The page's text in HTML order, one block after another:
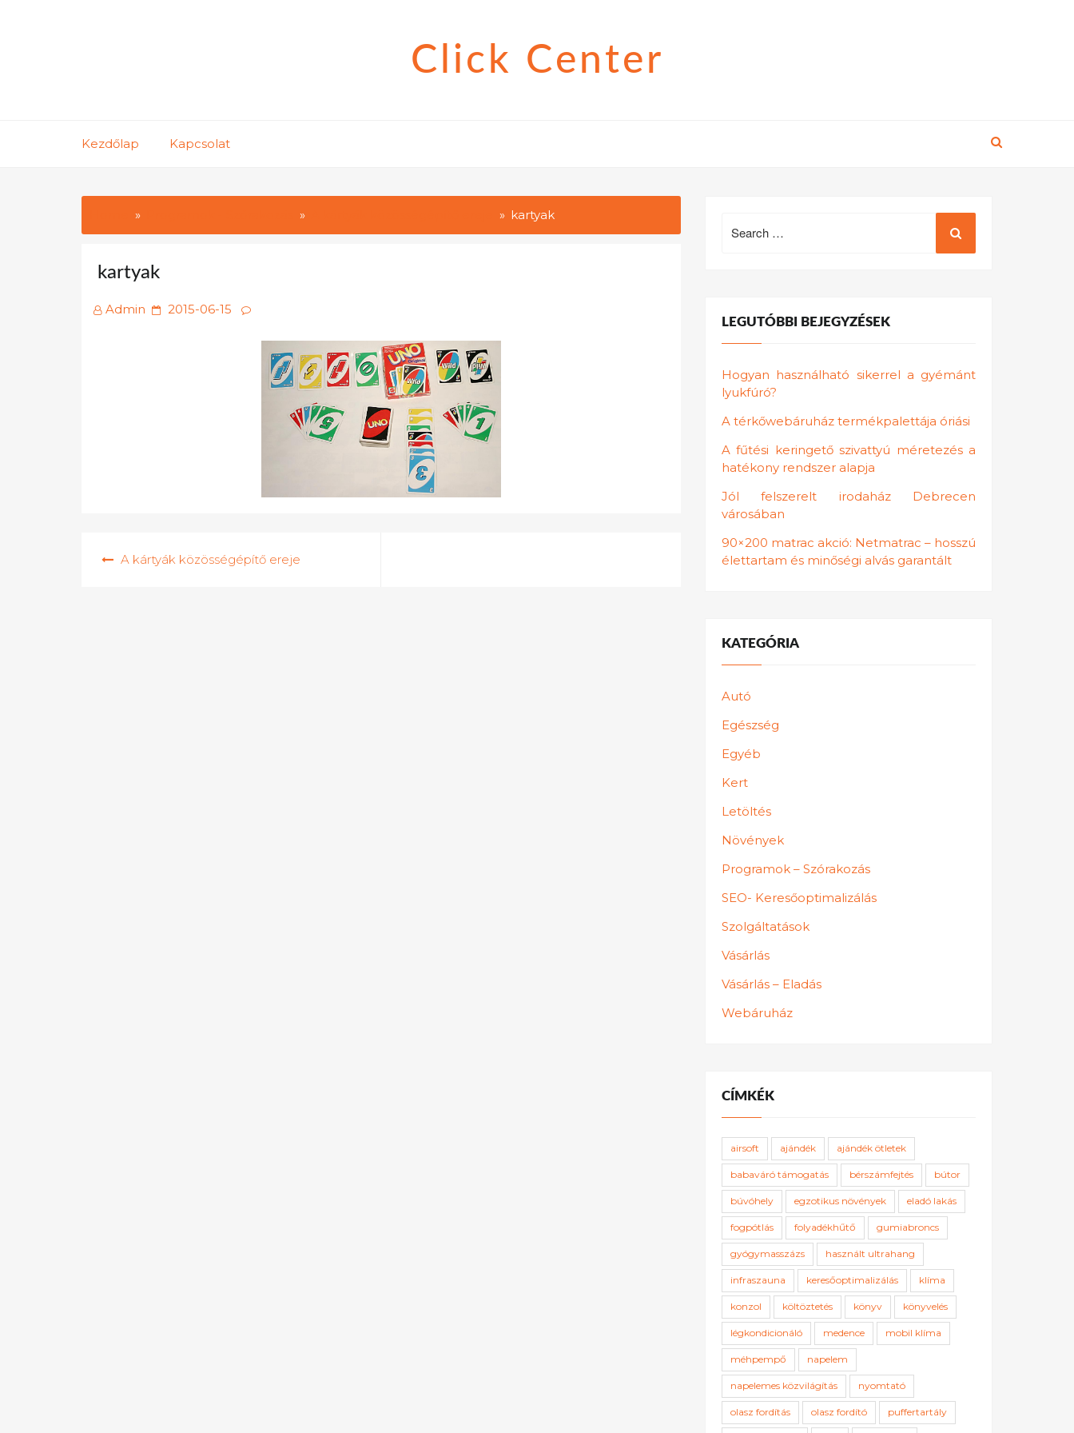
Click Center
Kezdőlap Kapcsolat
kartyak
kartyak
Admin
Posted
2015-06-15
navigáció
A kártyák közösségépítő ereje
for:
LEGUTÓBBI BEJEGYZÉSEK
Hogyan használható sikerrel a gyémánt
lyukfúró?
A térkőwebáruház termékpalettája óriási
A fűtési keringető szivattyú méretezés a
hatékony rendszer alapja
Jól felszerelt irodaház Debrecen
városában
90×200 matrac akció: Netmatrac – hosszú
élettartam és minőségi alvás garantált
KATEGÓRIA
Autó
Egészség
Egyéb
Kert
Letöltés
Növények
Programok – Szórakozás
SEO- Keresőoptimalizálás
Szolgáltatások
Vásárlás
Vásárlás – Eladás
Webáruház
CÍMKÉK
airsoft ajándék ajándék ötletek
babaváró támogatás bérszámfejtés bútor
búvóhely egzotikus növények eladó lakás
fogpótlás folyadékhűtő gumiabroncs
gyógymasszázs használt ultrahang
infraszauna keresőoptimalizálás klíma
konzol költöztetés könyv könyvelés
légkondicionáló medence mobil klíma
méhpempő napelem
napelemes közvilágítás nyomtató
olasz fordítás olasz fordító puffertartály